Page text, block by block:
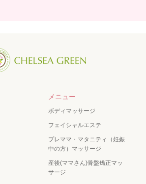
メニュー
ボディマッサージ
フェイシャルエステ
プレママ・マタニティ（妊娠
中の方）マッサージ
産後(ママさん)骨盤矯正マッ
サージ